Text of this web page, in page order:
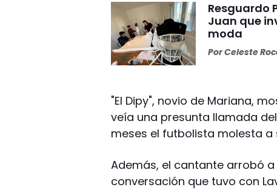
Resguardo
Juan que
moda
PorCeleste
"El Dipy", novio de Mariana,
veía una presunta llamada
meses el futbolista molesta a
Además, el cantante arrobó
conversación que tuvo con